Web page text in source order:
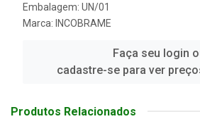
Embalagem: UN/01
Marca: INCOBRAME
Faça seu login
cadastre-se para ver
Produtos Relacionados